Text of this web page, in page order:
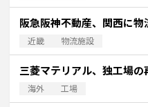
阪急阪神不動産、関西に
近畿 物流施設
三菱マテリアル、独工場の
海外 工場